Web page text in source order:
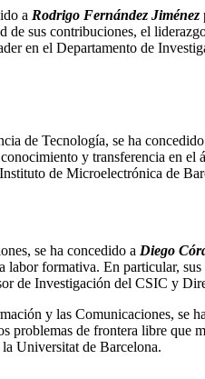
a Rodrigo Fernández Jiménez
sus contribuciones, el
en el Departamento de
de Tecnología, se ha
y transferencia en el
de Microelectrónica de
se ha concedido a Diego
formativa. En particular,
de Investigación del CSIC y
y las Comunicaciones, se
problemas de frontera libre que
Universitat de Barcelona.